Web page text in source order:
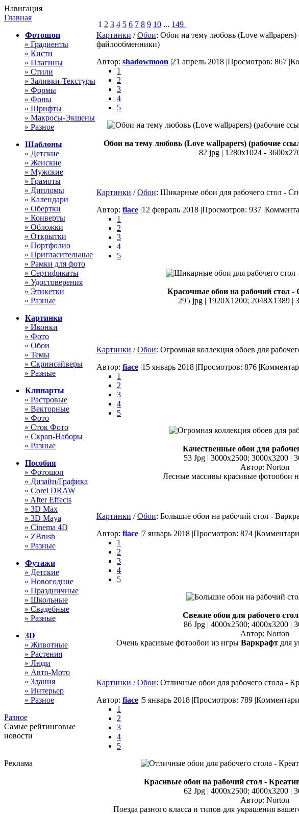
Навигация
Главная
Фотошоп
» Градиенты
» Кисти
» Плагины
» Стили
» Заливки-Текстуры
» Формы
» Фоны
» Шрифты
» Макросы-Экшены
» Разное
Шаблоны
» Детские
» Женские
» Мужские
» Грамоты
» Дипломы
» Календари
» Обертки
» Конверты
» Обложки
» Открытки
» Портфолио
» Пригласительные
» Рамки для фото
» Сертификаты
» Удостоверения
» Этикетки
» Разные
Картинки
» Иконки
» Фото
» Обои
» Темы
» Скринсейверы
» Разные
Клипарты
» Растровые
» Векторные
» Фото
» Сток Фото
» Скрап-Наборы
» Разные
Пособия
» Фотошоп
» Дизайн/Графика
» Corel DRAW
» After Effects
» 3D Max
» 3D Maya
» Cinema 4D
» ZBrush
» Разные
Футажи
» Детские
» Новогодние
» Праздничные
» Школьные
» Свадебные
» Разные
3D
» Животные
» Растения
» Люди
» Авто-Мото
» Здания
» Интерьер
» Разное
Разное
Самые рейтинговые
новости
Реклама
1 2 3 4 5 6 7 8 9 10 ... 149
Картинки /Обои: Обои на тему любовь (Love wallpapers)
файлообменники)
Автор: shadowmoon |21 апрель 2018 |Просмотров: 867 |
1
2
3
4
5
Обои на тему любовь (Love wallpapers) (рабочие
82 jpg | 1280х1024 -
Картинки /Обои: Шикарные обои для рабочего стол -
Автор: fiace |12 февраль 2018 |Просмотров: 937 |
1
2
3
4
5
Красочные обои на рабочий стол -
295 jpg | 1920X1200; 2048X1389 |
Картинки /Обои: Огромная коллекция обоев для
Автор: fiace |15 январь 2018 |Просмотров: 876 |
1
2
3
4
5
Качественные обои для
53 Jpg | 3000x2500; 3000х3200 |
Автор: Norton
Лесные массивы красивые фотообои
Картинки /Обои: Большие обои на рабочий стол -
Автор: fiace |7 январь 2018 |Просмотров: 874 |
1
2
3
4
5
Свежие обои для рабочего
86 Jpg | 4000x2500; 4000х3200 |
Автор: Norton
Очень красивые фотообои из игры Варкрафтдля
Картинки /Обои: Отличные обои для рабочего стола -
Автор: fiace |5 январь 2018 |Просмотров: 789 |
1
2
3
4
5
Красивые обои на рабочий стол -
62 Jpg | 4000x2500; 4000х3200 |
Автор: Norton
Поезда разного класса и типов для украшения